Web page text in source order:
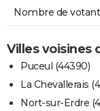
Nombre de
Villes voisines
Puceul (44390)
La Chevallerais
Nort-sur-Erdre